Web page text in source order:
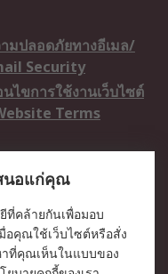
มปลอดภัยทางอีเมล/
Security
นไขการใช้งานเว็บไซต์
Terms
ประชาสัมพันธ์ / Press
นอแก่คุณ
ที่คล้ายกันเพื่อมอบ
คุณใช้เว็บไซต์หรือสั่ง
าที่คุณเห็นในแบบของ